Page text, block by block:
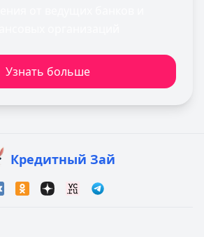
Узнать больше
Кредитный Зай